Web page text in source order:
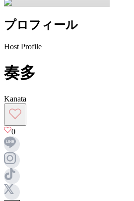
プロフィール
Host Profile
奏多
Kanata
0